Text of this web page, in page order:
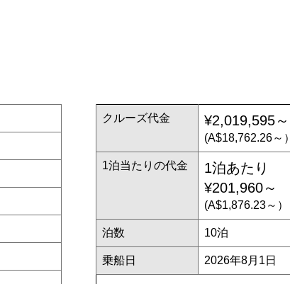
クルーズ代金 ¥2,019,595～
(A$18,762.26～）
1泊当たりの代金
1泊あたり
¥201,960～
(A$1,876.23～）
泊数 10泊
乗船日 2026年8月1日